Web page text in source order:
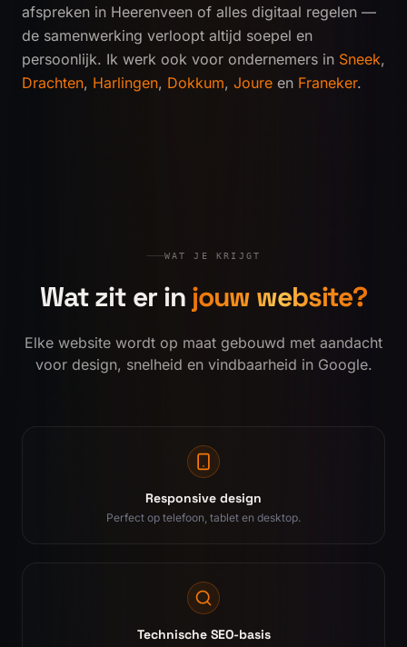
afspreken in Heerenveen of alles digitaal regelen —
de samenwerking verloopt altijd soepel en
persoonlijk. Ik werk ook voor ondernemers in Sneek,
Drachten, Harlingen, Dokkum, Joure en Franeker.
WAT JE KRIJGT
Wat zit er in jouw website?
Elke website wordt op maat gebouwd met aandacht
voor design, snelheid en vindbaarheid in Google.
Responsive design
Perfect op telefoon, tablet en desktop.
Technische SEO-basis